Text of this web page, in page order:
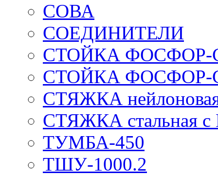
СОВА
СОЕДИНИТЕЛИ
СТОЙКА ФОСФОР-
СТОЙКА ФОСФОР-
СТЯЖКА нейлоновая
СТЯЖКА стальная
ТУМБА-450
ТШУ-1000.2